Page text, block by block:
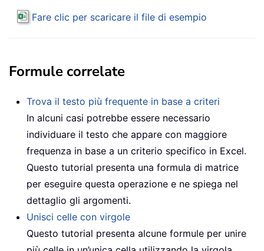
Fare clic per scaricare il file di esempio
Formule correlate
Trova il testo più frequente in base a criteri
In alcuni casi potrebbe essere necessario
individuare il testo che appare con maggiore
frequenza in base a un criterio specifico in Excel.
Questo tutorial presenta una formula di matrice
per eseguire questa operazione e ne spiega nel
dettaglio gli argomenti.
Unisci celle con virgole
Questo tutorial presenta alcune formule per unire